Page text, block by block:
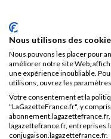
Nous contacter
Mentions légales
CGU/CGV
Données personnelles
Nous utilisons des
Nous pouvons les placer pour
améliorer notre site Web,
une expérience inoubliable.
utilisons, ouvrez les
Votre consentement et la
"LaGazetteFrance.fr", y
lagazettefrance.fr,
conjugaison.lagazettefrance.fr.